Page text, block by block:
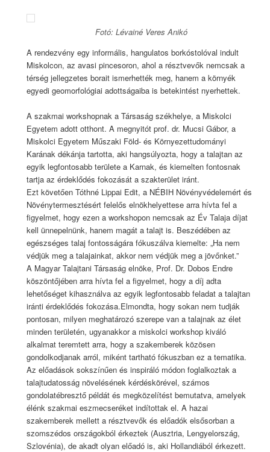
Fotó: Lévainé Veres Anikó
A rendezvény egy informális, hangulatos borkóstolóval indult
Miskolcon, az avasi pincesoron, ahol a résztvevők nemcsak a
térség jellegzetes borait ismerhették meg, hanem a környék
egyedi geomorfológiai adottságaiba is betekintést nyerhettek.
A szakmai workshopnak a Társaság székhelye, a Miskolci
Egyetem adott otthont. A megnyitót prof. dr. Mucsi Gábor, a
Miskolci Egyetem Műszaki Föld- és Környezettudományi
Karának dékánja tartotta, aki hangsúlyozta, hogy a talajtan az
egyik legfontosabb területe a Karnak, és kiemelten fontosnak
tartja az érdeklődés fokozását a szakterület iránt.
Ezt követően Tóthné Lippai Edit, a NÉBIH Növényvédelemért és
Növénytermesztésért felelős elnökhelyettese arra hívta fel a
figyelmet, hogy ezen a workshopon nemcsak az Év Talaja díjat
kell ünnepelnünk, hanem magát a talajt is. Beszédében az
egészséges talaj fontosságára fókuszálva kiemelte: „Ha nem
védjük meg a talajainkat, akkor nem védjük meg a jövőnket.”
A Magyar Talajtani Társaság elnöke, Prof. Dr. Dobos Endre
köszöntőjében arra hívta fel a figyelmet, hogy a díj adta
lehetőséget kihasználva az egyik legfontosabb feladat a talajtan
iránti érdeklődés fokozása.Elmondta, hogy sokan nem tudják
pontosan, milyen meghatározó szerepe van a talajnak az élet
minden területén, ugyanakkor a miskolci workshop kiváló
alkalmat teremtett arra, hogy a szakemberek közösen
gondolkodjanak arról, miként tartható fókuszban ez a tematika.
Az előadások sokszínűen és inspiráló módon foglalkoztak a
talajtudatosság növelésének kérdéskörével, számos
gondolatébresztő példát és megközelítést bemutatva, amelyek
élénk szakmai eszmecseréket indítottak el. A hazai
szakemberek mellett a résztvevők és előadók elsősorban a
szomszédos országokból érkeztek (Ausztria, Lengyelország,
Szlovénia), de akadt olyan előadó is, aki Hollandiából érkezett.